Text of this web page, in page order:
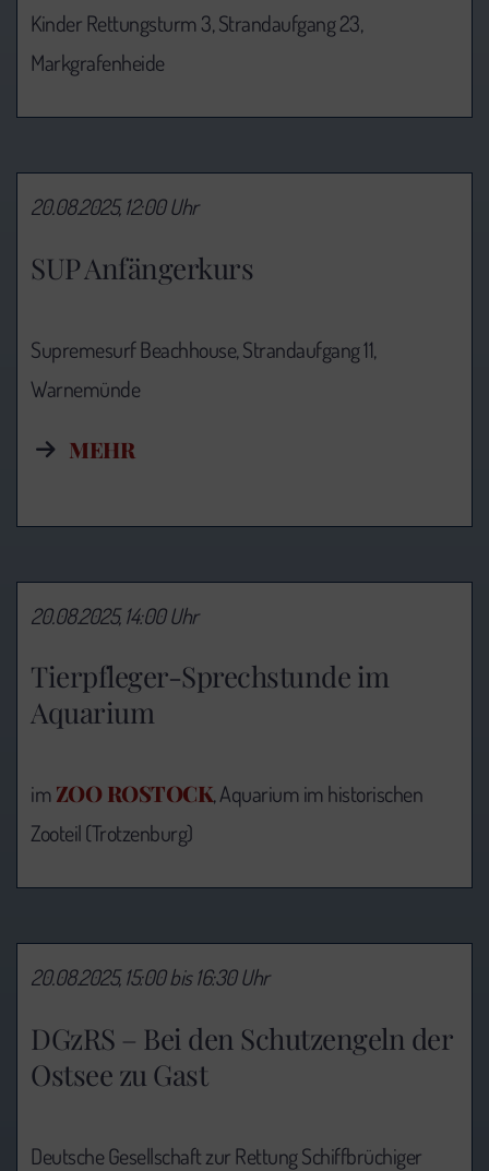
Kinder Rettungsturm 3, Strandaufgang 23,
Markgrafenheide
SUP Anfängerkurs
20.08.2025, 12:00 Uhr
Supremesurf Beachhouse, Strandaufgang 11,
Warnemünde
MEHR
Tierpfleger-Sprechstunde im
Aquarium
20.08.2025, 14:00 Uhr
imZOO ROSTOCK, Aquarium im historischen
Zooteil (Trotzenburg)
DGzRS – Bei den Schutzengeln der
Ostsee zu Gast
20.08.2025, 15:00 bis 16:30 Uhr
Deutsche Gesellschaft zur Rettung Schiffbrüchiger